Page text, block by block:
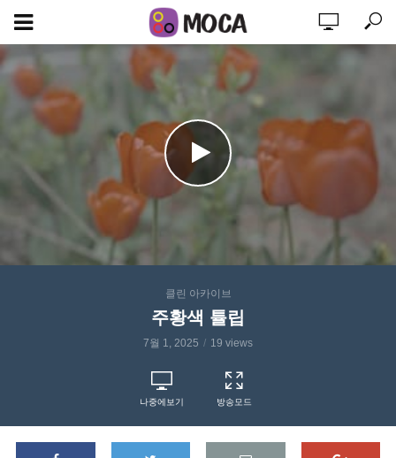
클린 아카이브
주황색 튤립
7월 1, 2025 19 views
나중에보기 방송모드